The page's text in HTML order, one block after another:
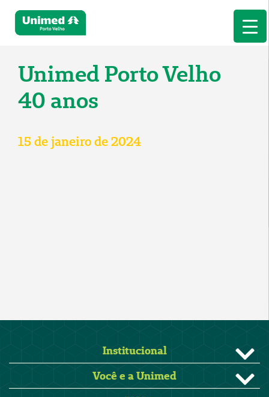
Unimed Porto Velho
40 anos
15 de janeiro de 2024
Institucional
Você e a Unimed